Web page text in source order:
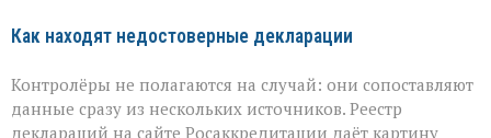
Как находят недостоверные декларации
Контролёры не полагаются на случай: они сопоставляют
данные сразу из нескольких источников. Реестр
деклараций на сайте Росаккредитации даёт картину